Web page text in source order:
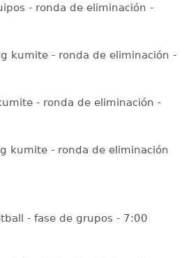
- ronda de eliminación -
kumite - ronda de eliminación -
- ronda de eliminación -
kumite - ronda de eliminación
- fase de grupos - 7:00